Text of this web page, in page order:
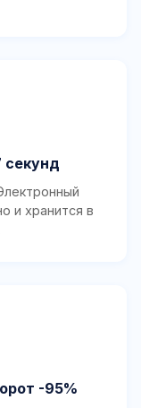
секунд
и хранится в
-95%